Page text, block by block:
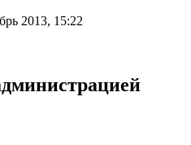
2013, 15:22